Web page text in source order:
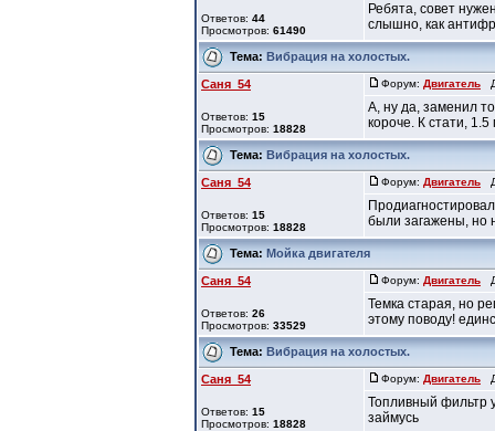
Ответов: 44
Просмотров: 61490
Ребята, совет
слышно, как
Тема: Вибрация на холостых.
Саня_54
Ответов: 15
Просмотров: 18828
Форум: Двигатель
А, ну да, заменил
короче. К стати,
Тема: Вибрация на холостых.
Саня_54
Ответов: 15
Просмотров: 18828
Форум: Двигатель
были загажены, но
Тема: Мойка двигателя
Саня_54
Ответов: 26
Просмотров: 33529
Форум: Двигатель
Темка старая, но
этому поводу!
Тема: Вибрация на холостых.
Саня_54
Ответов: 15
Просмотров: 18828
Форум: Двигатель
Топливный фильтр
займусь